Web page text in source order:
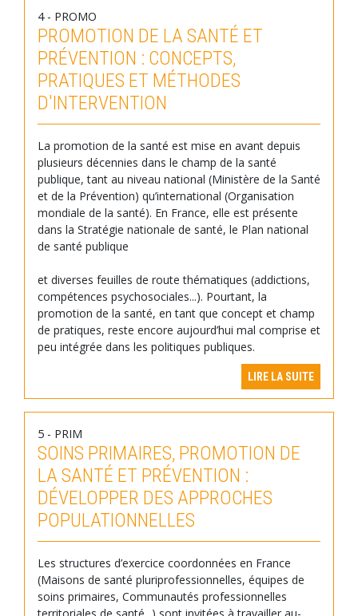
4 - PROMO
PROMOTION DE LA SANTÉ ET
PRÉVENTION : CONCEPTS,
PRATIQUES ET MÉTHODES
D'INTERVENTION
La promotion de la santé est mise en avant depuis
plusieurs décennies dans le champ de la santé
publique, tant au niveau national (Ministère de la Santé
et de la Prévention) qu’international (Organisation
mondiale de la santé). En France, elle est présente
dans la Stratégie nationale de santé, le Plan national
de santé publique
et diverses feuilles de route thématiques (addictions,
compétences psychosociales...). Pourtant, la
promotion de la santé, en tant que concept et champ
de pratiques, reste encore aujourd’hui mal comprise et
peu intégrée dans les politiques publiques.
LIRE LA SUITE
5 - PRIM
SOINS PRIMAIRES, PROMOTION DE
LA SANTÉ ET PRÉVENTION :
DÉVELOPPER DES APPROCHES
POPULATIONNELLES
Les structures d’exercice coordonnées en France
(Maisons de santé pluriprofessionnelles, équipes de
soins primaires, Communautés professionnelles